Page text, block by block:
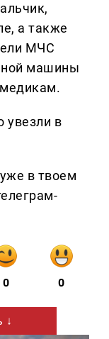
а также
МЧС
машины
увезли в
в твоем
0 0
↓